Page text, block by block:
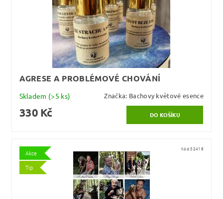
AGRESE A PROBLÉMOVÉ CHOVÁNÍ
Skladem (>5 ks) Značka: Bachovy květové esence
330 Kč
Akce
Tip
Kód:32418